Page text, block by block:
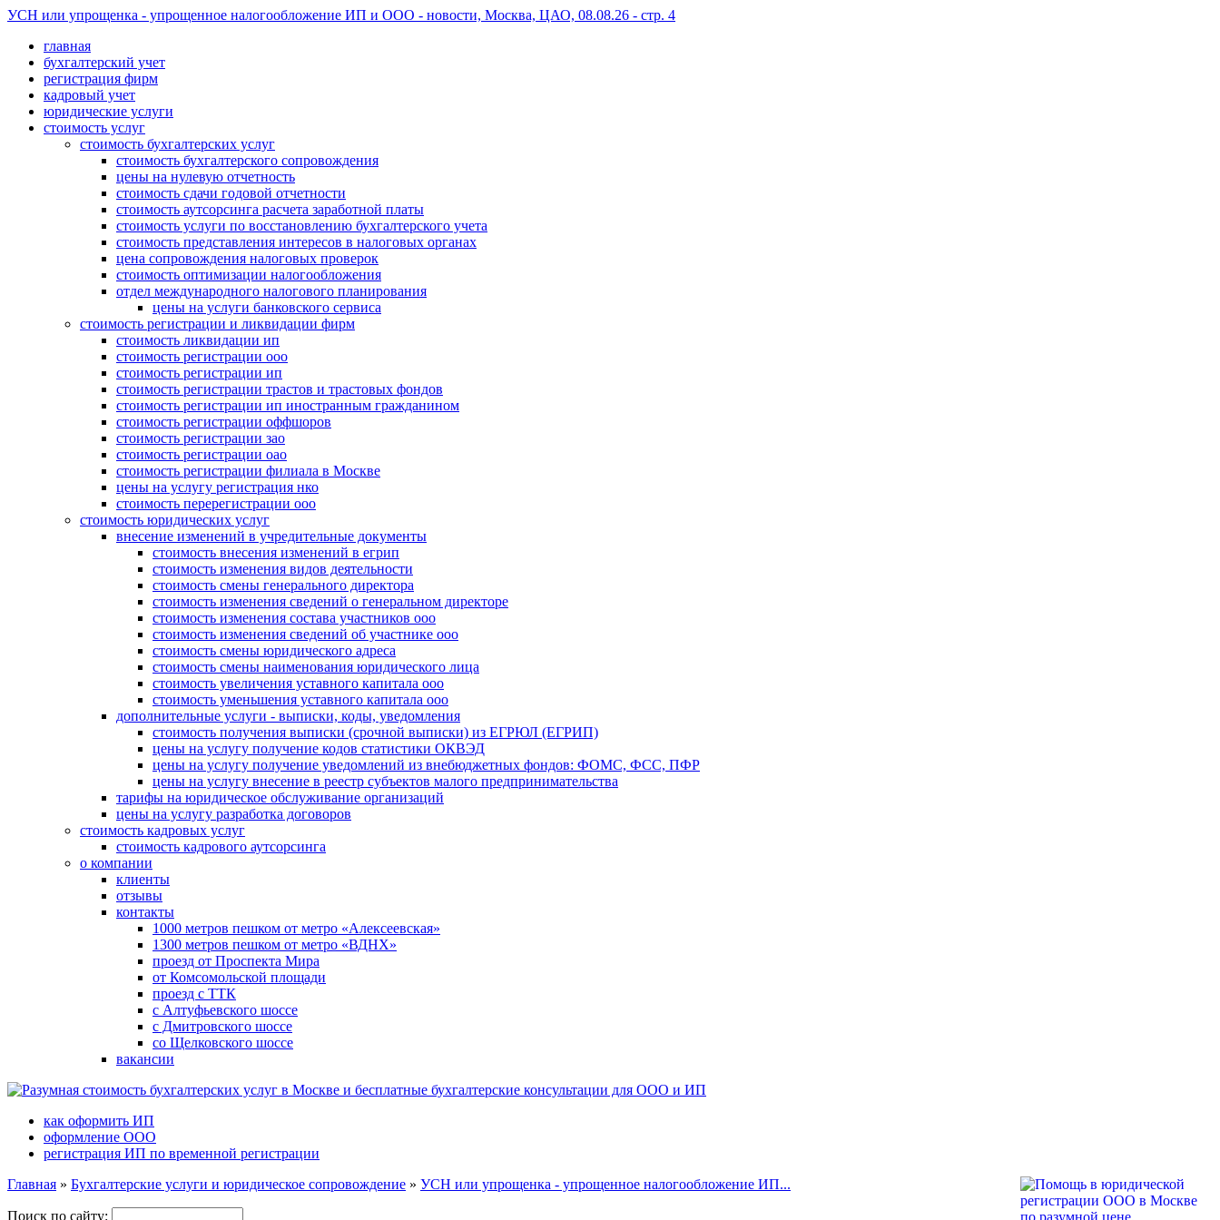
УСН или упрощенка - упрощенное налогообложение ИП и ООО - новости, Москва, ЦАО, 08.08.26 - стр. 4
главная
бухгалтерский учет
регистрация фирм
кадровый учет
юридические услуги
стоимость услуг
стоимость бухгалтерских услуг
стоимость бухгалтерского сопровождения
цены на нулевую отчетность
стоимость сдачи годовой отчетности
стоимость аутсорсинга расчета заработной платы
стоимость услуги по восстановлению бухгалтерского учета
стоимость представления интересов в налоговых органах
цена сопровождения налоговых проверок
стоимость оптимизации налогообложения
отдел международного налогового планирования
цены на услуги банковского сервиса
стоимость регистрации и ликвидации фирм
стоимость ликвидации ип
стоимость регистрации ооо
стоимость регистрации ип
стоимость регистрации трастов и трастовых фондов
стоимость регистрации ип иностранным гражданином
стоимость регистрации оффшоров
стоимость регистрации зао
стоимость регистрации оао
стоимость регистрации филиала в Москве
цены на услугу регистрация нко
стоимость перерегистрации ооо
стоимость юридических услуг
внесение изменений в учредительные документы
стоимость внесения изменений в егрип
стоимость изменения видов деятельности
стоимость смены генерального директора
стоимость изменения сведений о генеральном директоре
стоимость изменения состава участников ооо
стоимость изменения сведений об участнике ооо
стоимость смены юридического адреса
стоимость смены наименования юридического лица
стоимость увеличения уставного капитала ооо
стоимость уменьшения уставного капитала ооо
дополнительные услуги - выписки, коды, уведомления
стоимость получения выписки (срочной выписки) из ЕГРЮЛ (ЕГРИП)
цены на услугу получение кодов статистики ОКВЭД
цены на услугу получение уведомлений из внебюджетных фондов: ФОМС, ФСС, ПФР
цены на услугу внесение в реестр субъектов малого предпринимательства
тарифы на юридическое обслуживание организаций
цены на услугу разработка договоров
стоимость кадровых услуг
стоимость кадрового аутсорсинга
о компании
клиенты
отзывы
контакты
1000 метров пешком от метро «Алексеевская»
1300 метров пешком от метро «ВДНХ»
проезд от Проспекта Мира
от Комсомольской площади
проезд с ТТК
с Алтуфьевского шоссе
с Дмитровского шоссе
со Щелковского шоссе
вакансии
как оформить ИП
оформление ООО
регистрация ИП по временной регистрации
Главная » Бухгалтерские услуги и юридическое сопровождение » УСН или упрощенка - упрощенное налогообложение ИП...
Поиск по сайту: